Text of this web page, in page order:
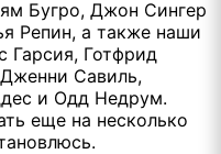
Бугро, Джон Сингер
Репин, а также наши
Гарсия, Готфрид
Савиль,
и Одд Недрум.
еще на несколько